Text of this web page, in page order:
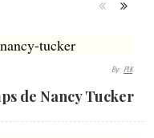
By: PLK
de Nancy Tucker